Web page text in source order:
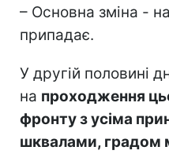
– Основна зміна -
припадає.
У другій половині
на проходження
фронту з усіма
шквалами, градом